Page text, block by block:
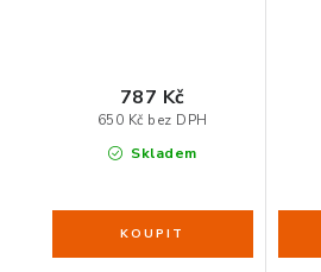
Skladem
650 Kč bez DPH
787 Kč